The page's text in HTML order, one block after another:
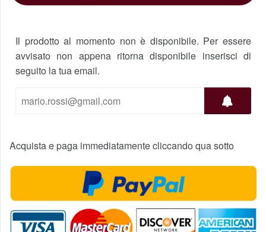
Il prodotto al momento non è disponibile. Per essere
avvisato non appena ritorna disponibile inserisci di
seguito la tua email.
Acquista e paga immediatamente cliccando qua sotto